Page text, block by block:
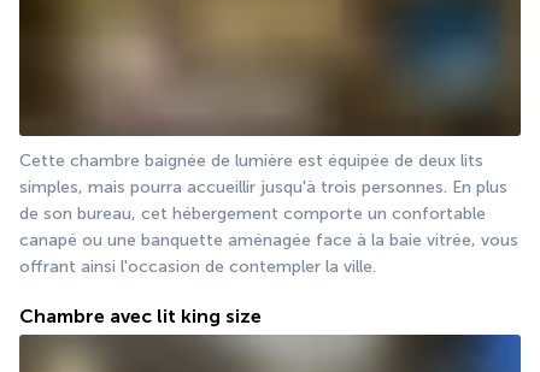
Cette chambre baignée de lumière est équipée de deux lits
simples, mais pourra accueillir jusqu'à trois personnes. En plus
de son bureau, cet hébergement comporte un confortable
canapé ou une banquette aménagée face à la baie vitrée, vous
offrant ainsi l'occasion de contempler la ville.
Chambre avec lit king size